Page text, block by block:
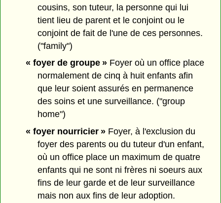
cousins, son tuteur, la personne qui lui
tient lieu de parent et le conjoint ou le
conjoint de fait de l'une de ces personnes.
("family")
« foyer de groupe »Foyer où un office place
normalement de cinq à huit enfants afin
que leur soient assurés en permanence
des soins et une surveillance. ("group
home")
« foyer nourricier »Foyer, à l'exclusion du
foyer des parents ou du tuteur d'un enfant,
où un office place un maximum de quatre
enfants qui ne sont ni frères ni soeurs aux
fins de leur garde et de leur surveillance
mais non aux fins de leur adoption.